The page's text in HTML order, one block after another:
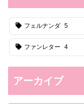
フェルナンダ 5
ファンレター 4
アーカイブ